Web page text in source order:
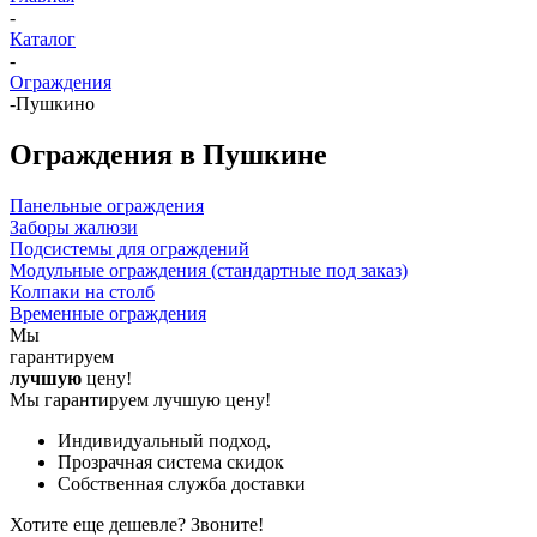
-
Каталог
-
Ограждения
-Пушкино
Ограждения в Пушкине
Панельные ограждения
Заборы жалюзи
Подсистемы для ограждений
Модульные ограждения (стандартные под заказ)
Колпаки на столб
Временные ограждения
Мы
гарантируем
лучшую цену!
Мы гарантируем лучшую цену!
Индивидуальный подход,
Прозрачная система скидок
Собственная служба доставки
Хотите еще дешевле? Звоните!